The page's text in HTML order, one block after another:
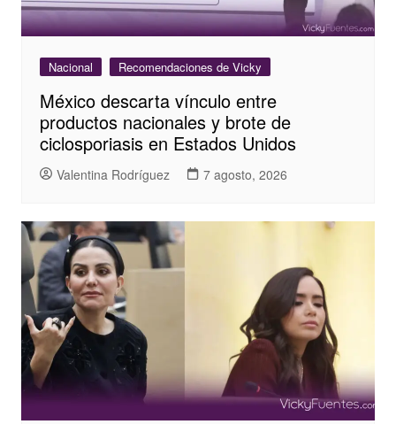
Nacional Recomendaciones de Vicky
México descarta vínculo entre
productos nacionales y brote de
ciclosporiasis en Estados Unidos
Valentina Rodríguez 7 agosto, 2026